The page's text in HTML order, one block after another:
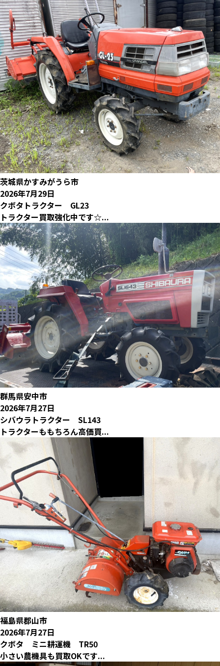
茨城県かすみがうら市
2026年7月29日
クボタトラクター GL23
トラクター買取強化中です☆...
群馬県安中市
2026年7月27日
シバウラトラクター SL143
トラクターももちろん高価買...
福島県郡山市
2026年7月27日
クボタ ミニ耕運機 TR50
小さい農機具も買取OKです...